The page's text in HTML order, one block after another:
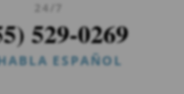
24/7
529-0269
ESPAÑOL